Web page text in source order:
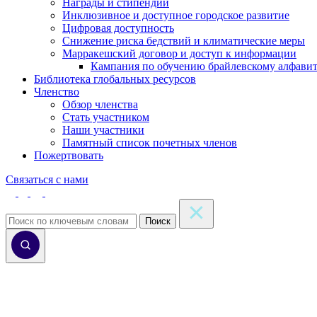
Награды и стипендии
Инклюзивное и доступное городское развитие
Цифровая доступность
Снижение риска бедствий и климатические меры
Марракешский договор и доступ к информации
Кампания по обучению брайлевскому
Библиотека глобальных ресурсов
Членство
Обзор членства
Стать участником
Наши участники
Памятный список почетных членов
Пожертвовать
Связаться с нами
Поиск